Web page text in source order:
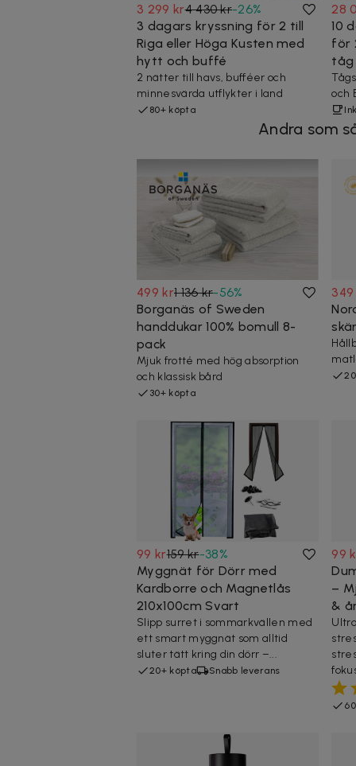
3 299 kr4 430 kr-26%
3 dagars kryssning för 2 till
Riga eller Höga Kusten med
hytt och buffé
2 nätter till havs, bufféer och
minnesvärda utflykter i land
80+ köpta
28
10
för
tåg
och
Andra som
499 kr1 136 kr-56%
Borganäs of Sweden
handdukar 100% bomull 8-
pack
Mjuk frotté med hög absorption
och klassisk bård
30+ köpta
99 kr159 kr-38%
Myggnät för Dörr med
Kardborre och Magnetlås
210x100cm Svart
Slipp surret i sommarkvällen med
ett smart myggnät som alltid
sluter tätt kring din dörr –...
20+ köpta Snabb leverans
99
–
&